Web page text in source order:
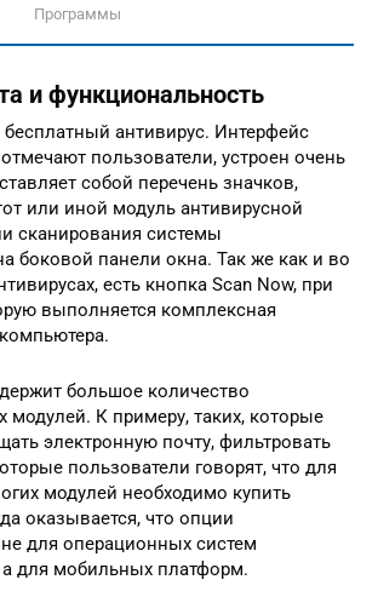
Программы
и функциональность
антивирус. Интерфейс
пользователи, устроен очень
собой перечень значков,
или иной модуль антивирусной
сканирования системы
боковой панели окна. Так же как и во
есть кнопка Scan Now, при
выполняется комплексная
большое количество
модулей. К примеру, таких, которые
электронную почту, фильтровать
пользователи говорят, что для
модулей необходимо купить
оказывается, что опции
для операционных систем
для мобильных платформ.